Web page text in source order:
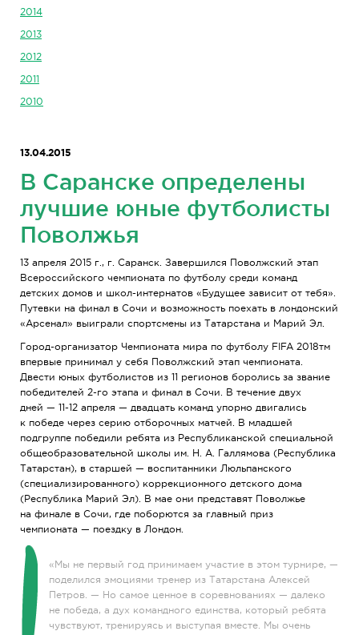
2014
2013
2012
2011
2010
13.04.2015
В Саранске определены
лучшие юные футболисты
Поволжья
13 апреля 2015 г., г. Саранск. Завершился Поволжский этап
Всероссийского чемпионата по футболу среди команд
детских домов и школ-интернатов «Будущее зависит от тебя».
Путевки на финал в Сочи и возможность поехать в лондонский
«Арсенал» выиграли спортсмены из Татарстана и Марий Эл.
Город-организатор Чемпионата мира по футболу FIFA 2018тм
впервые принимал у себя Поволжский этап чемпионата.
Двести юных футболистов из 11 регионов боролись за звание
победителей 2-го этапа и финал в Сочи. В течение двух
дней — 11-12 апреля — двадцать команд упорно двигались
к победе через серию отборочных матчей. В младшей
подгруппе победили ребята из Республиканской специальной
общеобразовательной школы им. Н. А. Галлямова (Республика
Татарстан), в старшей — воспитанники Люльпанского
(специализированного) коррекционного детского дома
(Республика Марий Эл). В мае они представят Поволжье
на финале в Сочи, где поборются за главный приз
чемпионата — поездку в Лондон.
«Мы не первый год принимаем участие в этом турнире, —
поделился эмоциями тренер из Татарстана Алексей
Петров. — Но самое ценное в соревнованиях — далеко
не победа, а дух командного единства, который ребята
чувствуют, тренируясь и выступая вместе. Мы очень